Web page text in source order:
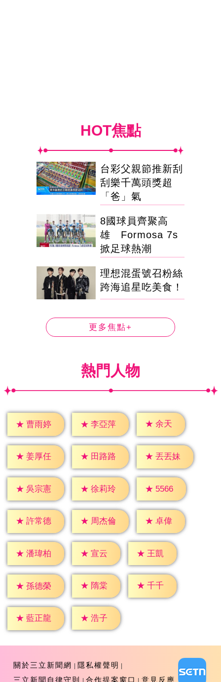
HOT焦點
台彩父親節推新刮
刮樂千萬頭獎超
「爸」氣
8國球員齊聚高
雄 Formosa 7s
掀足球熱潮
理想混蛋號召粉絲
跨海追星吃美食！
更多焦點+
熱門人物
★ 曹雨婷 ★ 李亞萍 ★ 余天
★ 姜厚任 ★ 田路路 ★ 丟丟妹
★ 吳宗憲 ★ 徐莉玲 ★ 5566
★ 許常德 ★ 周杰倫 ★ 卓偉
★ 潘瑋柏 ★ 宣云 ★ 王凱
★ 孫德榮 ★ 隋棠 ★ 千千
★ 藍正龍 ★ 浩子
關於三立新聞網
隱私權聲明
三立新聞自律守則
合作提案窗口 意見反應